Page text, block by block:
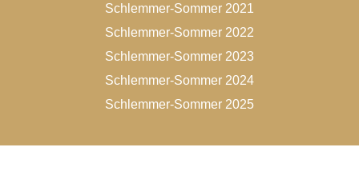
Schlemmer-Sommer 2021
Schlemmer-Sommer 2022
Schlemmer-Sommer 2023
Schlemmer-Sommer 2024
Schlemmer-Sommer 2025